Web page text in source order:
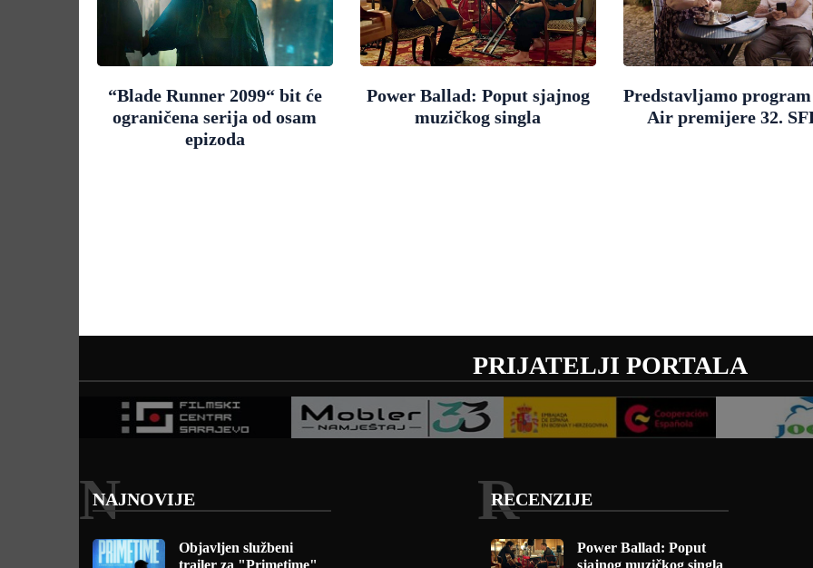
“Blade Runner 2099“ bit će
ograničena serija od osam
epizoda
Power Ballad: Poput sjajnog
muzičkog singla
Predstavljamo
Air premijere 32.
PRIJATELJI PORTALA
NAJNOVIJE
N
Objavljen službeni
trailer za "Primetime"
RECENZIJE
R
Power Ballad: Poput
sjajnog muzičkog singla